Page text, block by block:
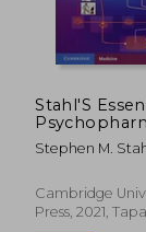
5%
dcto.
Stahl'S
and Practical
Inglés)
Stephen M.
Cambridge
Press, 2021,